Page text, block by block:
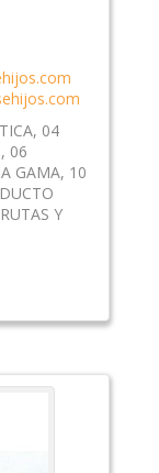
, 04
, 06
GAMA, 10
Y